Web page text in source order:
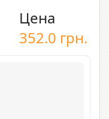
Цена
352.0 грн.